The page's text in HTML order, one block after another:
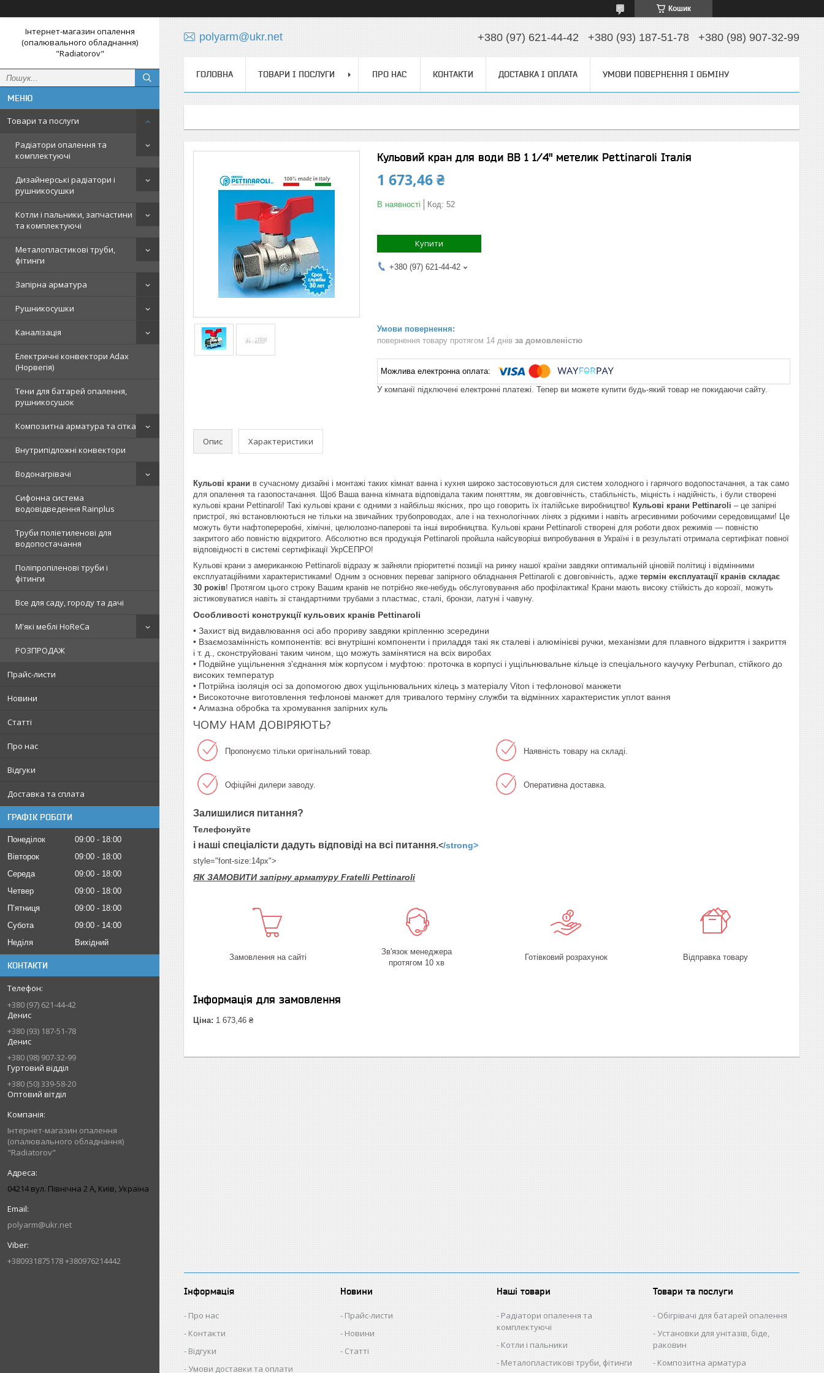
Кошик
Інтернет-магазин опалення
(опалювального обладнання)
"Radiatorov"
Товари та послуги
Радіатори опалення та
комплектуючі
Дизайнерські радіатори і
рушникосушки
Котли і пальники, запчастини
та комплектуючі
Металопластикові труби,
фітинги
Запірна арматура
Рушникосушки
Каналізація
Електричні конвектори Adax
(Норвегія)
Тени для батарей опалення,
рушникосушок
Композитна арматура та сітка
Внутрипідложні конвектори
Водонагрівачі
Сифонна система
водовідведення Rainplus
Труби поліетиленові для
водопостачання
Поліпропіленові труби і
фітинги
Все для саду, городу та дачі
М'які меблі HoReCa
РОЗПРОДАЖ
Прайс-листи
Новини
Статті
Про нас
Відгуки
Доставка та сплата
ГРАФІК РОБОТИ
Понеділок 09:00
18:00
Вівторок
09:00
18:00
Середа
09:00
18:00
Четвер
09:00
18:00
Пʼятниця
09:00
18:00
Субота
09:00
14:00
Неділя
Вихідний
КОНТАКТИ
+380 (97) 621-44-42
Денис
+380 (93) 187-51-78
Денис
+380 (98) 907-32-99
Гуртовий відділ
+380 (50) 339-58-20
Оптовий вітділ
Інтернет-магазин опалення
(опалювального обладнання)
"Radiatorov"
04214 вул. Північна 2 А, Київ, Україна
polyarm@ukr.net
+380931875178 +380976214442
polyarm@ukr.net +380 (97) 621-44-42 +380 (93) 187-51-78 +380 (98) 907-32-99
ГОЛОВНА ТОВАРИ І ПОСЛУГИ ПРО НАС КОНТАКТИ ДОСТАВКА І ОПЛАТА УМОВИ ПОВЕРНЕННЯ І ОБМІНУ
Кульовий кран для води ВВ 1 1/4" метелик Pettinaroli Італія
1 673,46 ₴
В наявності Код: 52
Купити
+380 (97) 621-44-42
повернення товару протягом 14 днів за домовленістю
У компанії підключені електронні платежі. Тепер ви можете купити будь-який товар не покидаючи сайту.
Опис Характеристики
Кульові крани в сучасному дизайні і монтажі таких кімнат ванна і кухня широко застосовуються для систем холодного і гарячого водопостачання, а так само
для опалення та газопостачання. Щоб Ваша ванна кімната відповідала таким поняттям, як довговічність, стабільність, міцність і надійність, і були створені
кульові крани Pettinaroli! Такі кульові крани є одними з найбільш якісних, про що говорить їх італійське виробництво! Кульові крани Pettinaroli – це запірні
пристрої, які встановлюються не тільки на звичайних трубопроводах, але і на технологічних лінях з рідкими і навіть агресивними робочими середовищами! Це
можуть бути нафтопереробні, хімічні, целюлозно-паперові та інші виробництва. Кульові крани Pettinaroli створені для роботи двох режимів — повністю
закритого або повністю відкритого. Абсолютно вся продукція Pettinaroli пройшла найсуворіші випробування в Україні і в результаті отримала сертифікат повної
відповідності в системі сертифікації УкрСЕПРО!
Кульові крани з американкою Pettinaroli відразу ж зайняли пріоритетні позиції на ринку нашої країни завдяки оптимальній ціновій політиці і відмінними
експлуатаційними характеристиками! Одним з основних переваг запірного обладнання Pettinaroli є довговічність, адже термін експлуатації кранів складає
30 років! Протягом цього строку Вашим кранів не потрібно яке-небудь обслуговування або профілактика! Крани мають високу стійкість до корозії, можуть
зістиковуватися навіть зі стандартними трубами з пластмас, сталі, бронзи, латуні і чавуну.
Особливості конструкції кульових кранів Pettinaroli
• Захист від видавлювання осі або прориву завдяки кріпленню зсередини
• Взаємозамінність компонентів: всі внутрішні компоненти і приладдя такі як сталеві і алюмінієві ручки, механізми для плавного відкриття і закриття
і т. д., сконструйовані таким чином, що можуть замінятися на всіх виробах
• Подвійне ущільнення з'єднання між корпусом і муфтою: проточка в корпусі і ущільнювальне кільце із спеціального каучуку Perbunan, стійкого до
високих температур
• Потрійна ізоляція осі за допомогою двох ущільнювальних кілець з матеріалу Viton і тефлонової манжети
• Високоточне виготовлення тефлонові манжет для тривалого терміну служби та відмінних характеристик уплот вання
• Алмазна обробка та хромування запірних куль
ЧОМУ НАМ ДОВІРЯЮТЬ?
Пропонуємо тільки оригінальний товар. Наявність товару на складі.
Офіційні дилери заводу. Оперативна доставка.
Залишилися питання?
Телефонуйте
і наші спеціалісти дадуть відповіді на всі питання.</strong>
style="font-size:14px">
ЯК ЗАМОВИТИ запірну арматуру Fratelli Pettinaroli
Замовлення на сайті
Зв'язок менеджера
протягом 10 хв
Готівковий розрахунок Відправка товару
Інформація для замовлення
Ціна: 1 673,46 ₴
Інформація
Про нас
Контакти
Відгуки
Умови доставки та оплати
Новини
Прайс-листи
Новини
Статті
Наші товари
Радіатори опалення та
комплектуючі
Котли і пальники
Металопластикові труби, фітинги
Товари та послуги
Обігрівачі для батарей опалення
Установки для унітазів, біде,
раковин
Композитна арматура